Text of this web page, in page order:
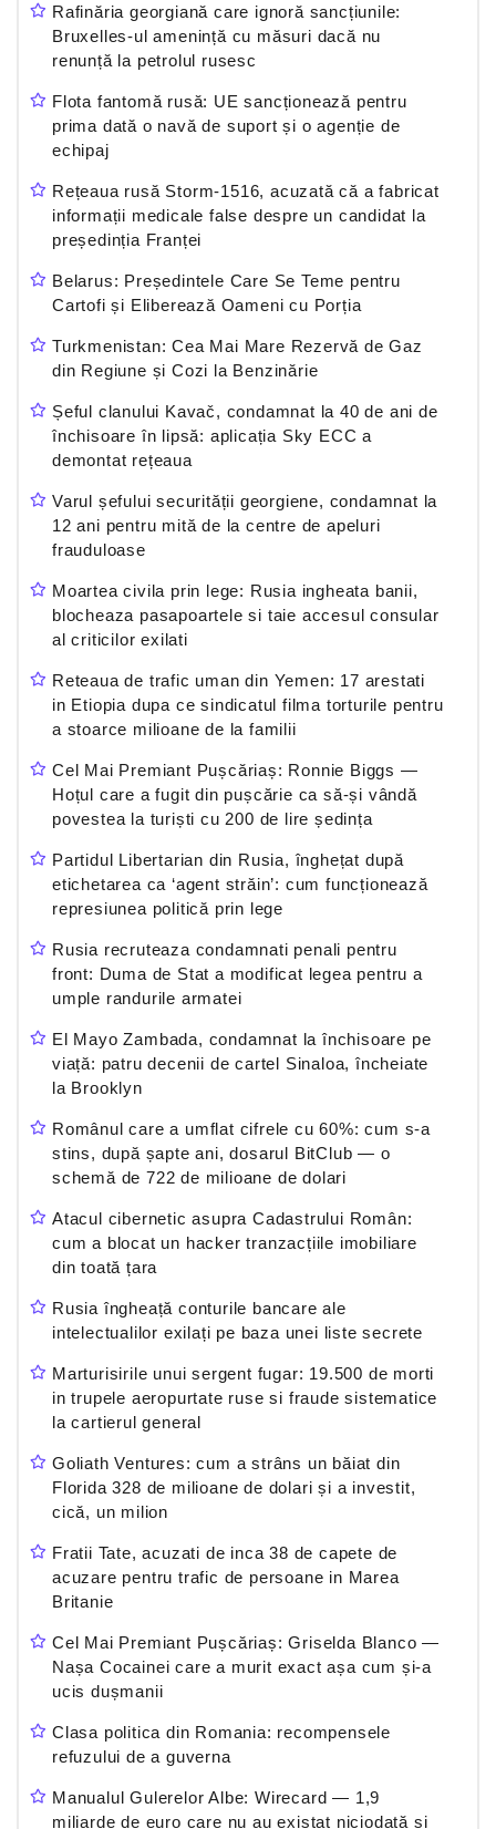
Rafinăria georgiană care ignoră sancțiunile:
Bruxelles-ul amenință cu măsuri dacă nu
renunță la petrolul rusesc
Flota fantomă rusă: UE sancționează pentru
prima dată o navă de suport și o agenție de
echipaj
Rețeaua rusă Storm-1516, acuzată că a fabricat
informații medicale false despre un candidat la
președinția Franței
Belarus: Președintele Care Se Teme pentru
Cartofi și Eliberează Oameni cu Porția
Turkmenistan: Cea Mai Mare Rezervă de Gaz
din Regiune și Cozi la Benzinărie
Șeful clanului Kavač, condamnat la 40 de ani de
închisoare în lipsă: aplicația Sky ECC a
demontat rețeaua
Varul șefului securității georgiene, condamnat la
12 ani pentru mită de la centre de apeluri
frauduloase
Moartea civila prin lege: Rusia ingheata banii,
blocheaza pasapoartele si taie accesul consular
al criticilor exilati
Reteaua de trafic uman din Yemen: 17 arestati
in Etiopia dupa ce sindicatul filma torturile pentru
a stoarce milioane de la familii
Cel Mai Premiant Pușcăriaș: Ronnie Biggs —
Hoțul care a fugit din pușcărie ca să-și vândă
povestea la turiști cu 200 de lire ședința
Partidul Libertarian din Rusia, înghețat după
etichetarea ca ‘agent străin’: cum funcționează
represiunea politică prin lege
Rusia recruteaza condamnati penali pentru
front: Duma de Stat a modificat legea pentru a
umple randurile armatei
El Mayo Zambada, condamnat la închisoare pe
viață: patru decenii de cartel Sinaloa, încheiate
la Brooklyn
Românul care a umflat cifrele cu 60%: cum s-a
stins, după șapte ani, dosarul BitClub — o
schemă de 722 de milioane de dolari
Atacul cibernetic asupra Cadastrului Român:
cum a blocat un hacker tranzacțiile imobiliare
din toată țara
Rusia îngheață conturile bancare ale
intelectualilor exilați pe baza unei liste secrete
Marturisirile unui sergent fugar: 19.500 de morti
in trupele aeropurtate ruse si fraude sistematice
la cartierul general
Goliath Ventures: cum a strâns un băiat din
Florida 328 de milioane de dolari și a investit,
cică, un milion
Fratii Tate, acuzati de inca 38 de capete de
acuzare pentru trafic de persoane in Marea
Britanie
Cel Mai Premiant Pușcăriaș: Griselda Blanco —
Nașa Cocainei care a murit exact așa cum și-a
ucis dușmanii
Clasa politica din Romania: recompensele
refuzului de a guverna
Manualul Gulerelor Albe: Wirecard — 1,9
miliarde de euro care nu au existat niciodată și